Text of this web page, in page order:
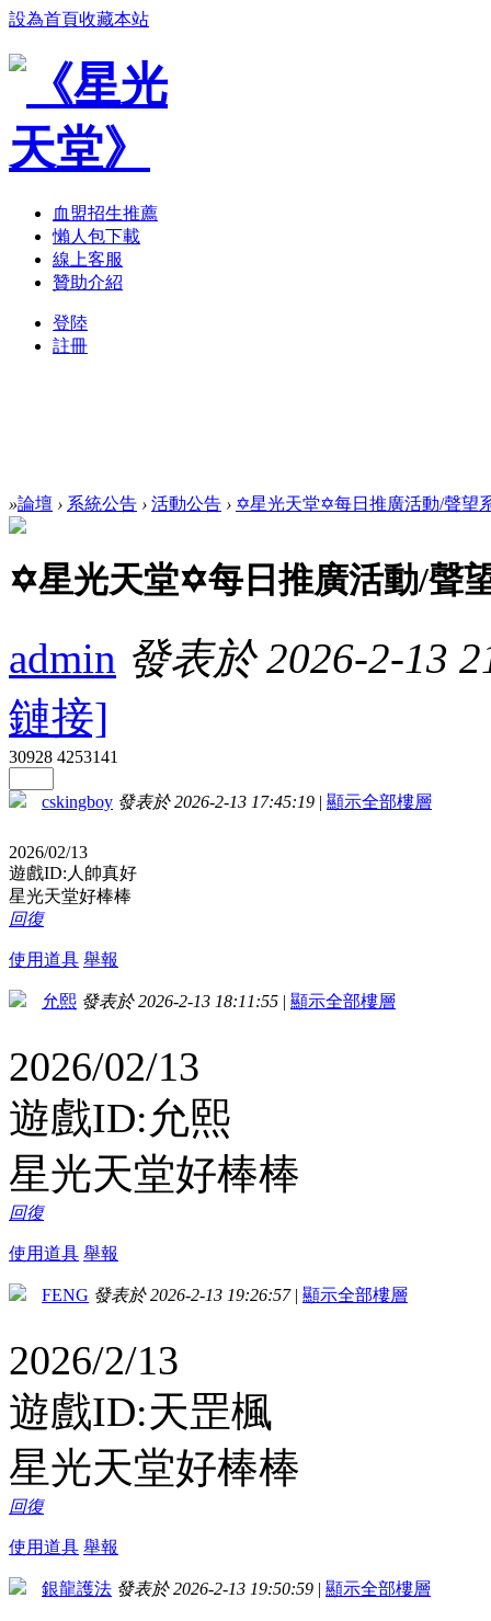
設為首頁收藏本站
血盟招生推薦
懶人包下載
線上客服
贊助介紹
登陸
註冊
»論壇 › 系統公告 › 活動公告 › ✡星光天堂✡每日推廣活動/聲望
✡星光天堂✡每日推廣活動/聲
admin 發表於 2026-2-13
鏈接]
30928 4253141
cskingboy 發表於 2026-2-13 17:45:19 | 顯示全部樓層
2026/02/13
遊戲ID:人帥真好
星光天堂好棒棒
回復
使用道具 舉報
允熙 發表於 2026-2-13 18:11:55 | 顯示全部樓層
2026/02/13
遊戲ID:允熙
星光天堂好棒棒
回復
使用道具 舉報
FENG 發表於 2026-2-13 19:26:57 | 顯示全部樓層
2026/2/13
遊戲ID:天罡楓
星光天堂好棒棒
回復
使用道具 舉報
銀龍護法 發表於 2026-2-13 19:50:59 | 顯示全部樓層